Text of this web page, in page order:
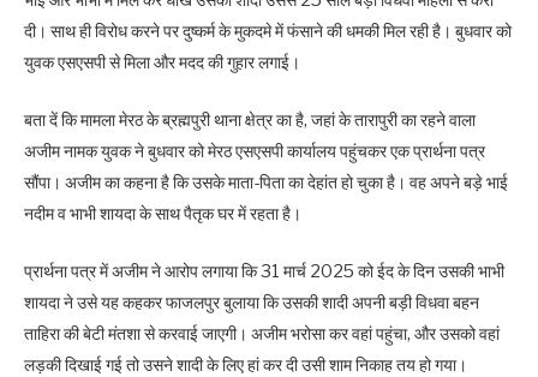
दी। साथ ही विरोध करने पर दुष्कर्म के मुकदमे में फंसाने की धमकी मिल रही है। बुधवार को
युवक एसएसपी से मिला और मदद की गुहार लगाई।
बता दें कि मामला मेरठ के ब्रह्मपुरी थाना क्षेत्र का है, जहां के तारापुरी का रहने वाला
अजीम नामक युवक ने बुधवार को मेरठ एसएसपी कार्यालय पहुंचकर एक प्रार्थना पत्र
सौंपा। अजीम का कहना है कि उसके माता-पिता का देहांत हो चुका है। वह अपने बड़े भाई
नदीम व भाभी शायदा के साथ पैतृक घर में रहता है।
प्रार्थना पत्र में अजीम ने आरोप लगाया कि 31 मार्च 2025 को ईद के दिन उसकी भाभी
शायदा ने उसे यह कहकर फाजलपुर बुलाया कि उसकी शादी अपनी बड़ी विधवा बहन
ताहिरा की बेटी मंतशा से करवाई जाएगी। अजीम भरोसा कर वहां पहुंचा, और उसको वहां
लड़की दिखाई गई तो उसने शादी के लिए हां कर दी उसी शाम निकाह तय हो गया।